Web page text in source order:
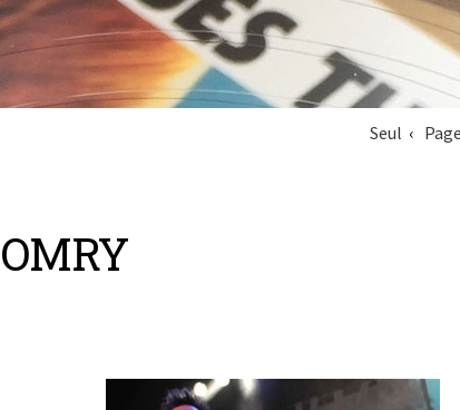
Seul
OMRY